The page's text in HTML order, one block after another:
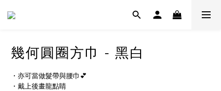
幾何圓圈方巾 - 黑白
・亦可當做髮帶與腰巾💕
・戴上後畫龍點睛